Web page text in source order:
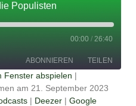
Populisten
00:00 / 26:40
ABONNIEREN TEILEN
Apple Podcasts
Fenster abspielen |
am 21. September 2023
| Deezer | Google